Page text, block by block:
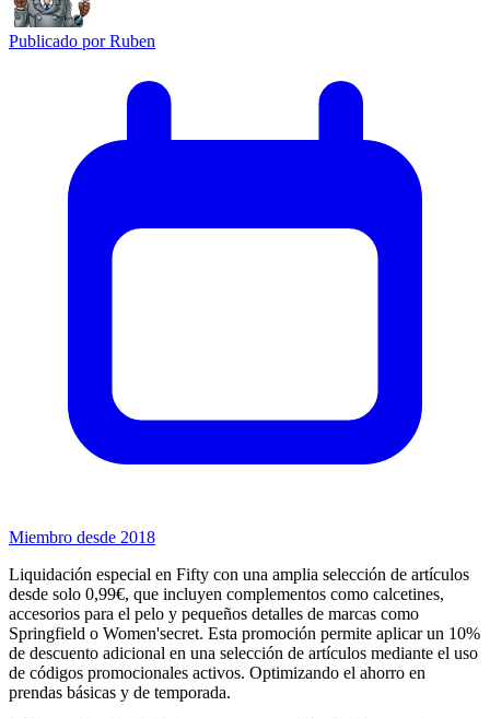
Publicado porRuben
Miembro desde 2018
Liquidación especial en Fifty con una amplia selección de artículos
desde solo 0,99€, que incluyen complementos como calcetines,
accesorios para el pelo y pequeños detalles de marcas como
Springfield o Women'secret. Esta promoción permite aplicar un 10%
de descuento adicional en una selección de artículos mediante el uso
de códigos promocionales activos. Optimizando el ahorro en
prendas básicas y de temporada.